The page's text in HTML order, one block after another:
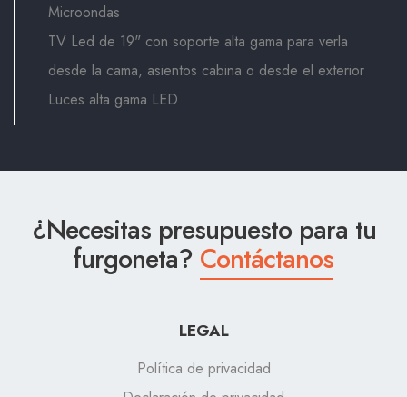
Microondas
TV Led de 19" con soporte alta gama para verla
desde la cama, asientos cabina o desde el exterior
Luces alta gama LED
¿Necesitas presupuesto para tu
furgoneta? Contáctanos
LEGAL
Política de privacidad